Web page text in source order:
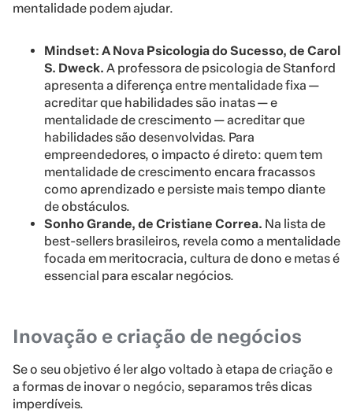
mentalidade podem ajudar.
Mindset: A Nova Psicologia do Sucesso, de Carol
S. Dweck. A professora de psicologia de Stanford
apresenta a diferença entre mentalidade fixa —
acreditar que habilidades são inatas — e
mentalidade de crescimento — acreditar que
habilidades são desenvolvidas. Para
empreendedores, o impacto é direto: quem tem
mentalidade de crescimento encara fracassos
como aprendizado e persiste mais tempo diante
de obstáculos.
Sonho Grande, de Cristiane Correa. Na lista de
best-sellers brasileiros, revela como a mentalidade
focada em meritocracia, cultura de dono e metas é
essencial para escalar negócios.
Inovação e criação de negócios
Se o seu objetivo é ler algo voltado à etapa de criação e
a formas de inovar o negócio, separamos três dicas
imperdíveis.